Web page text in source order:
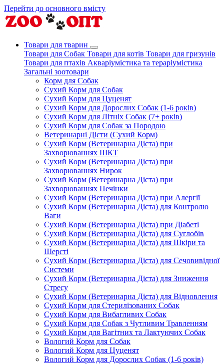
Перейти до основного вмісту
Товари для тварин
Товари для Собак Товари для котів Товари для гризунів
Товари для птахів Акваріумістика та тераріумістика
Загальні зоотовари
Корм для Собак
Сухий Корм для Собак
Сухий Корм для Цуценят
Сухий Корм для Дорослих Собак (1-6 років)
Сухий Корм для Літніх Собак (7+ років)
Сухий Корм для Собак за Породою
Ветеринарні Дієти (Сухий Корм)
Сухий Корм (Ветеринарна Дієта) при
Захворюваннях ШКТ
Сухий Корм (Ветеринарна Дієта) при
Захворюваннях Нирок
Сухий Корм (Ветеринарна Дієта) при
Захворюваннях Печінки
Сухий Корм (Ветеринарна Дієта) при Алергії
Сухий Корм (Ветеринарна Дієта) для Контролю
Ваги
Сухий Корм (Ветеринарна Дієта) при Діабеті
Сухий Корм (Ветеринарна Дієта) для Суглобів
Сухий Корм (Ветеринарна Дієта) для Шкіри та
Шерсті
Сухий Корм (Ветеринарна Дієта) для Сечовивідної
Системи
Сухий Корм (Ветеринарна Дієта) для Зниження
Стресу
Сухий Корм (Ветеринарна Дієта) для Відновлення
Сухий Корм для Стерилізованих Собак
Сухий Корм для Вибагливих Собак
Сухий Корм для Собак з Чутливим Травленням
Сухий Корм для Вагітних та Лактуючих Собак
Вологий Корм для Собак
Вологий Корм для Цуценят
Вологий Корм для Дорослих Собак (1-6 років)